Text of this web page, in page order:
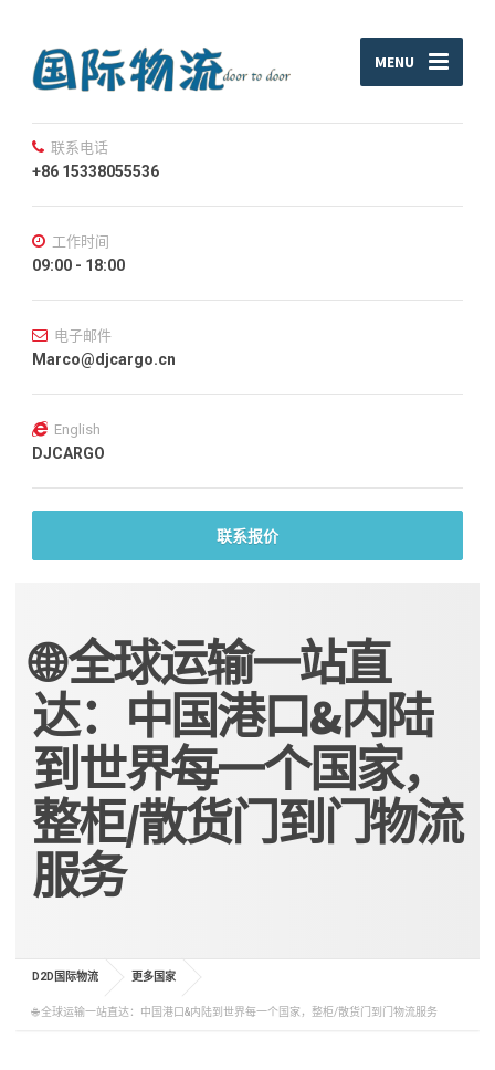
MENU
联系电话
+86 15338055536
工作时间
09:00 - 18:00
电子邮件
Marco@djcargo.cn
English
DJCARGO
联系报价
🌐 全球运输一站直
达：中国港口&内陆
到世界每一个国家，
整柜/散货门到门物流
服务
D2D国际物流 更多国家
🌐 全球运输一站直达：中国港口&内陆到世界每一个国家，整柜/散货门到门物流服务